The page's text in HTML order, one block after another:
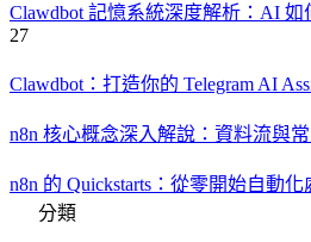
Clawdbot 記憶系統深度解析：AI 如
27
Clawdbot：打造你的 Telegram AI
n8n 核心概念深入解說：資料流與
n8n 的 Quickstarts：從零開始自動
分類